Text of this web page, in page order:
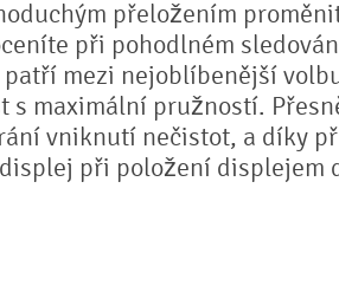
přeložením
při pohodlném
mezi nejoblíbenější
s maximální pružností.
vniknutí nečistot, a díky
při položení displejem